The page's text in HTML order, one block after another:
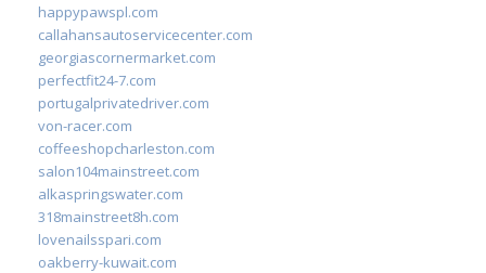
happypawspl.com
callahansautoservicecenter.com
georgiascornermarket.com
perfectfit24-7.com
portugalprivatedriver.com
von-racer.com
coffeeshopcharleston.com
salon104mainstreet.com
alkaspringswater.com
318mainstreet8h.com
lovenailsspari.com
oakberry-kuwait.com